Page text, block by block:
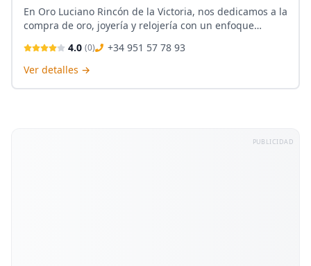
En Oro Luciano Rincón de la Victoria, nos dedicamos a la
compra de oro, joyería y relojería con un enfoque
un servicio transparente y justo, garantizando la mejor
valoración de tus piezas. Situados en Rincón de la
4.0 (0)
+34 951 57 78 93
Ver detalles →
PUBLICIDAD